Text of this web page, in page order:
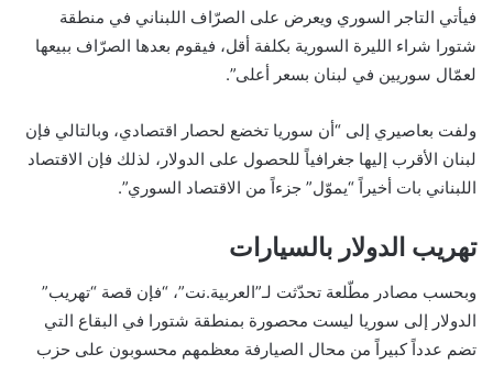
فيأتي التاجر السوري ويعرض على الصرّاف اللبناني في منطقة
شتورا شراء الليرة السورية بكلفة أقل، فيقوم بعدها الصرّاف ببيعها
لعمّال سوريين في لبنان بسعر أعلى”.
ولفت بعاصيري إلى “أن سوريا تخضع لحصار اقتصادي، وبالتالي فإن
لبنان الأقرب إليها جغرافياً للحصول على الدولار، لذلك فإن الاقتصاد
اللبناني بات أخيراً “يموّل” جزءاً من الاقتصاد السوري”.
تهريب الدولار بالسيارات
وبحسب مصادر مطّلعة تحدّثت لـ”العربية.نت”، “فإن قصة “تهريب”
الدولار إلى سوريا ليست محصورة بمنطقة شتورا في البقاع التي
تضم عدداً كبيراً من محال الصيارفة معظمهم محسوبون على حزب